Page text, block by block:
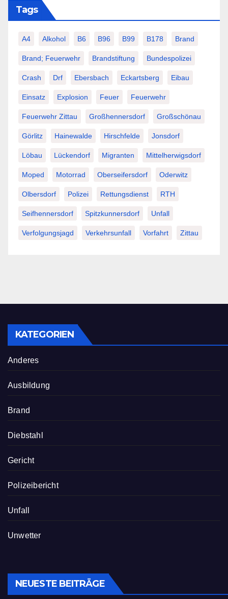
Tags
A4 Alkohol B6 B96 B99 B178 Brand
Brand; Feuerwehr Brandstiftung Bundespolizei
Crash Drf Ebersbach Eckartsberg Eibau
Einsatz Explosion Feuer Feuerwehr
Feuerwehr Zittau Großhennersdorf Großschönau
Görlitz Hainewalde Hirschfelde Jonsdorf
Löbau Lückendorf Migranten Mittelherwigsdorf
Moped Motorrad Oberseifersdorf Oderwitz
Olbersdorf Polizei Rettungsdienst RTH
Seifhennersdorf Spitzkunnersdorf Unfall
Verfolgungsjagd Verkehrsunfall Vorfahrt Zittau
KATEGORIEN
Anderes
Ausbildung
Brand
Diebstahl
Gericht
Polizeibericht
Unfall
Unwetter
NEUESTE BEITRÄGE